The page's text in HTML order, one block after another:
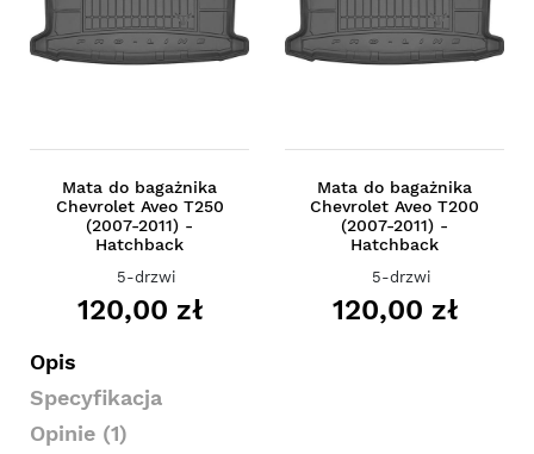
Mata do bagażnika
Chevrolet Aveo T250
(2007-2011) -
Hatchback
5-drzwi
120,00 zł
Mata do bagażnika
Chevrolet Aveo T200
(2007-2011) -
Hatchback
5-drzwi
120,00 zł
Opis
Specyfikacja
Opinie (1)